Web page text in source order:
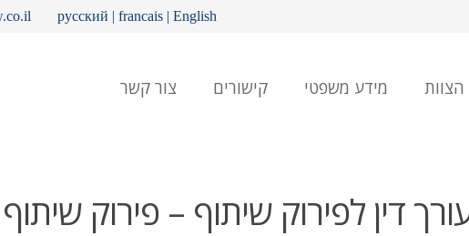
русский |francais |English
הצוות מידע משפטי קישורים צור קשר
דין לפירוק שיתוף – פירוק